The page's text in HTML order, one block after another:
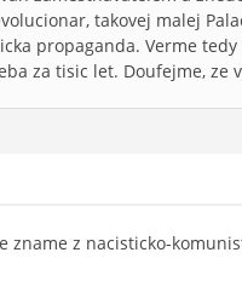
takovej malej
propaganda. Verme
za tisic let. Doufejme, ze
zname z nacisticko-